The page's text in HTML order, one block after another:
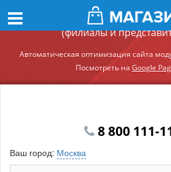
Демонстрационный сайт
(филиалы и
Автоматическая оптимизация сайта
Посмотреть на Google
8 800 111-
Ваш город: Москва